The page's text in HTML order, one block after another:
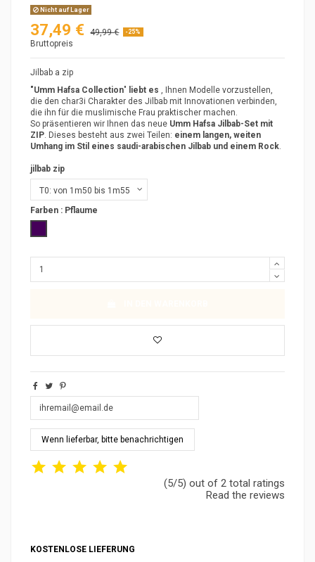
Nicht auf Lager
37,49 € 49,99 € -25%
Bruttopreis
Jilbab a zip
"Umm Hafsa Collection" liebt es , Ihnen Modelle vorzustellen,
die den char3i Charakter des Jilbab mit Innovationen verbinden,
die ihn für die muslimische Frau praktischer machen.
So präsentieren wir Ihnen das neue Umm Hafsa Jilbab-Set mit
ZIP. Dieses besteht aus zwei Teilen: einem langen, weiten
Umhang im Stil eines saudi-arabischen Jilbab und einem Rock.
jilbab zip
Farben : Pflaume
(5/5) out of 2 total ratings
Read the reviews
KOSTENLOSE LIEFERUNG